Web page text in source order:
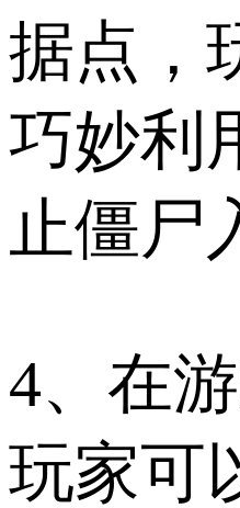
据点，
巧妙利
止僵尸
4、在
玩家可